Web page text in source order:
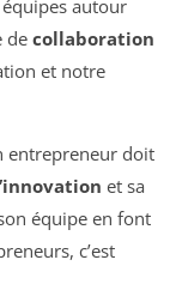
autour
de collaboration
et notre
entrepreneur doit
et sa
équipe en font
c’est